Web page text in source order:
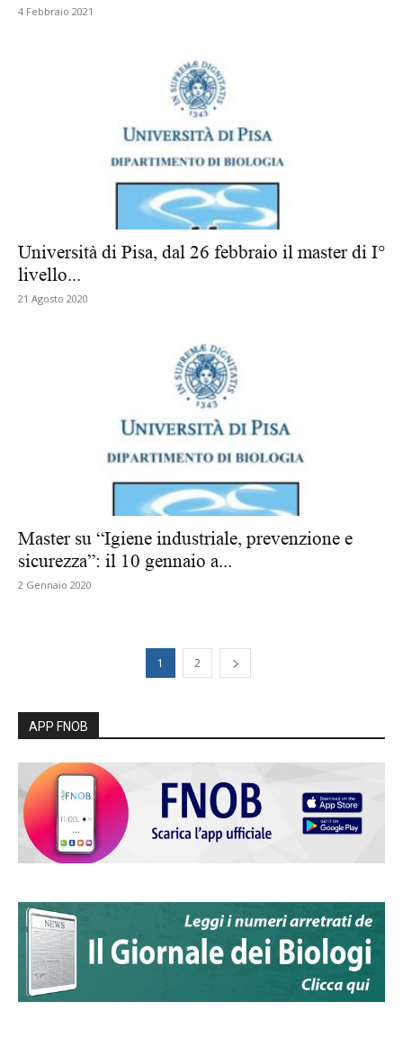
4 Febbraio 2021
Università di Pisa, dal 26 febbraio il master di I°
livello...
21 Agosto 2020
Master su “Igiene industriale, prevenzione e
sicurezza”: il 10 gennaio a...
2 Gennaio 2020
1 2
APP FNOB